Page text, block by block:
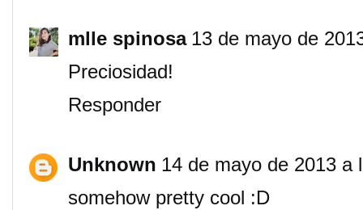
mlle spinosa 13 de mayo de
Preciosidad!
Responder
Unknown 14 de mayo de 2013 a
somehow pretty cool :D